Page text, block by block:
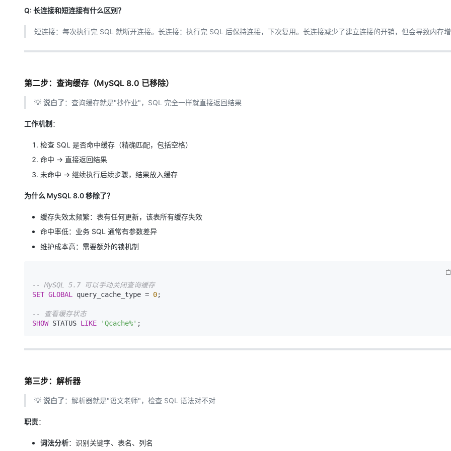
Q: 长连接和短连接有什么区别？
短连接：每次执行完 SQL 就断开连接。长连接：执行完 SQL 后保持连接，下次复用。长连接减少了建立连接的开销，但会导致内存
第二步：查询缓存（MySQL 8.0 已移除）
💡 说白了：查询缓存就是"抄作业"，SQL 完全一样就直接返回结果
工作机制 ：
检查 SQL 是否命中缓存（精确匹配，包括空格）
命中 → 直接返回结果
未命中 → 继续执行后续步骤，结果放入缓存
为什么 MySQL 8.0 移除了？
缓存失效太频繁：表有任何更新，该表所有缓存失效
命中率低：业务 SQL 通常有参数差异
维护成本高：需要额外的锁机制
-- MySQL 5.7 可以手动关闭查询缓存
SET GLOBAL query_cache_type = 0;
-- 查看缓存状态
SHOW STATUS LIKE 'Qcache%'
第三步：解析器
💡 说白了：解析器就是"语文老师"，检查 SQL 语法对不对
职责：
词法分析：识别关键字、表名、列名